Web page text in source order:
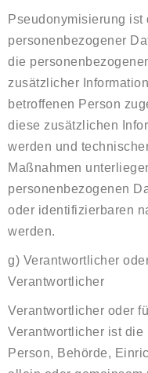
Pseudonymisierung ist
personenbezogener
die
zusätzlicher
betroffenen Person
diese zusätzlichen
werden und
Maßnahmen
personenbezogenen
oder identifizierbaren
werden.
g) Verantwortlicher
Verantwortlicher
Verantwortlicher oder
Verantwortlicher ist
Person, Behörde,